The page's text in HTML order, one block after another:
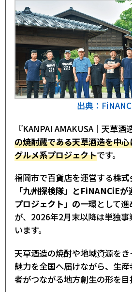
ティトークン(CT)情報
トークンの買い方
【2026年5月時点】チャー
格
ファンディング実績
FiNANCiE『KANPAI
プロジェクト｜まとめ
出典：
『KANPAI AMAKUSA｜天草酒
の焼酎蔵である天草酒造を中
グルメ系プロジェクトです。
福岡市で百貨店を運営する株式
「九州探検隊」とFiNANCiE
プロジェクト」の一環として
が、2026年2月末以降は単独事
います。
天草酒造の焼酎や地域資源を
魅力を全国へ届けながら、生
者がつながる地方創生の形を目